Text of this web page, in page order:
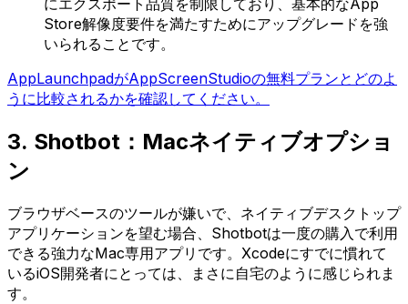
にエクスポート品質を制限しており、基本的なApp
Store解像度要件を満たすためにアップグレードを強
いられることです。
AppLaunchpadがAppScreenStudioの無料プランとどのよ
うに比較されるかを確認してください。
3. Shotbot：Macネイティブオプショ
ン
ブラウザベースのツールが嫌いで、ネイティブデスクトップ
アプリケーションを望む場合、Shotbotは一度の購入で利用
できる強力なMac専用アプリです。Xcodeにすでに慣れて
いるiOS開発者にとっては、まさに自宅のように感じられま
す。